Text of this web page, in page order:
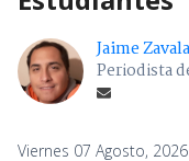
Jaime Zavala
Periodista
Viernes 07 Agosto,